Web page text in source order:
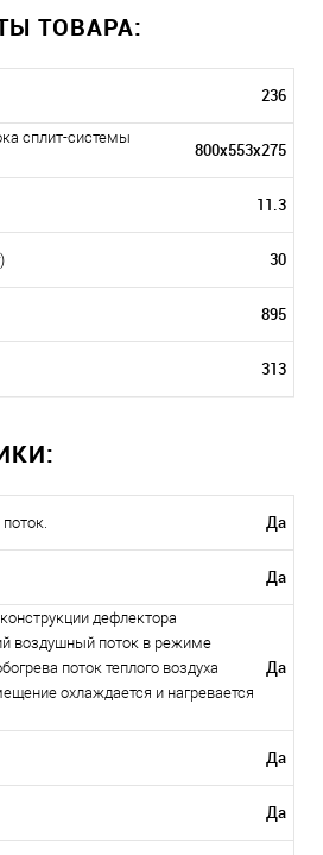
ТОВАРА:
236
сплит-системы
800x553x275
11.3
30
895
313
Да
Да
дефлектора
воздушный поток в режиме
поток теплого воздуха
охлаждается и нагревается
Да
Да
Да